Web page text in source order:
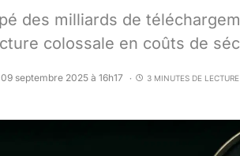
des milliards de
colossale en coûts de
septembre 2025 à 16h17 3 MINUTES DE LECTURE